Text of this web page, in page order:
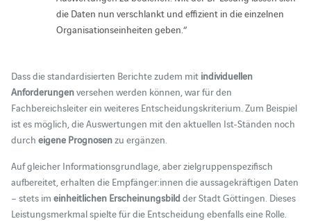
die Daten nun verschlankt und effizient in die einzelnen
Organisationseinheiten geben.“
Dass die standardisierten Berichte zudem mitindividuellen
Anforderungenversehen werden können, war für den
Fachbereichsleiter ein weiteres Entscheidungskriterium. Zum Beispiel
ist es möglich, die Auswertungen mit den aktuellen Ist-Ständen noch
durch eigene Prognosenzu ergänzen.
Auf gleicher Informationsgrundlage, aber zielgruppenspezifisch
aufbereitet, erhalten die Empfänger:innen die aussagekräftigen Daten
– stets im einheitlichen Erscheinungsbild der Stadt Göttingen. Dieses
Leistungsmerkmal spielte für die Entscheidung ebenfalls eine Rolle.